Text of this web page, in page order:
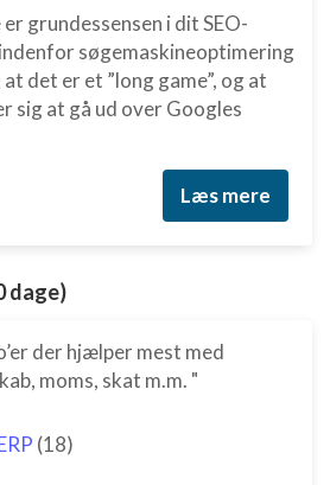
grundessensen i dit SEO-
søgemaskineoptimering
det er et ”long game”, og at
sig at gå ud over Googles
Læs mere
dage)
der hjælper mest med
moms, skat m.m. "
(18)